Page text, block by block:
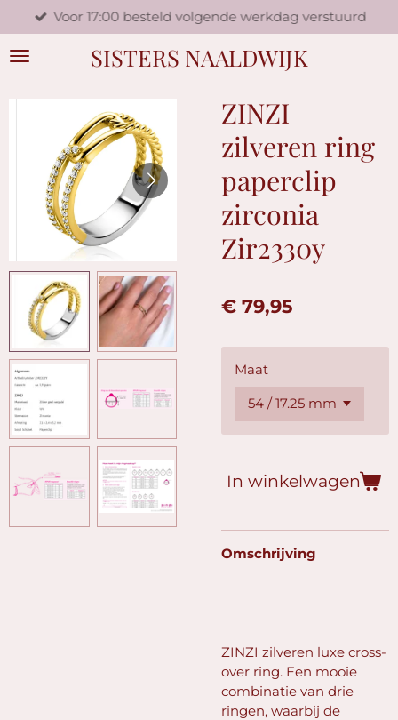
direct
naar
SISTERS NAALDWIJK
Voor 17:00 besteld volgende werkdag verstuurd
ZINZI
zilveren ring
paperclip
zirconia
Zir2330y
€ 79,95
Maat
In winkelwagen
Omschrijving
ZINZI zilveren luxe cross-
over ring. Een mooie
combinatie van drie
ringen, waarbij de